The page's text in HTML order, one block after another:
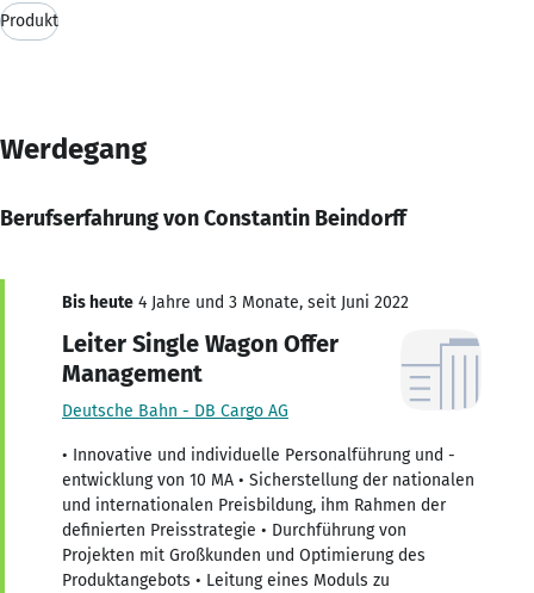
Produkt
Werdegang
Berufserfahrung von Constantin Beindorff
Bis heute 4 Jahre und 3 Monate, seit Juni 2022
Leiter Single Wagon Offer
Management
Deutsche Bahn - DB Cargo AG
• Innovative und individuelle Personalführung und -
entwicklung von 10 MA • Sicherstellung der nationalen
und internationalen Preisbildung, ihm Rahmen der
definierten Preisstrategie • Durchführung von
Projekten mit Großkunden und Optimierung des
Produktangebots • Leitung eines Moduls zu